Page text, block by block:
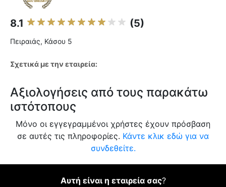
8.1 (5)
Πειραιάς, Κάσου 5
Σχετικά με την εταιρεία:
Αξιολογήσεις από τους παρακάτω
ιστότοπους
Μόνο οι εγγεγραμμένοι χρήστες έχουν πρόσβαση
σε αυτές τις πληροφορίες. Κάντε κλικ εδώ για να
συνδεθείτε.
Αυτή είναι η εταιρεία σας?